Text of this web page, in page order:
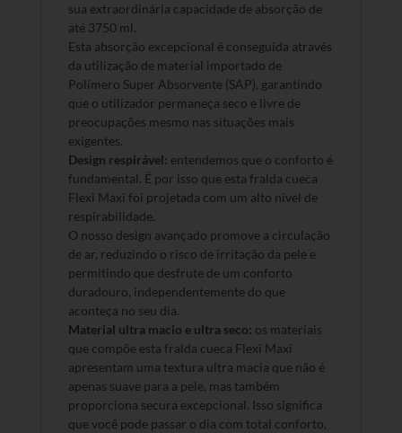
sua extraordinária capacidade de absorção de
até 3750 ml.
Esta absorção excepcional é conseguida através
da utilização de material importado de
Polímero Super Absorvente (SAP), garantindo
que o utilizador permaneça seco e livre de
preocupações mesmo nas situações mais
exigentes.
Design respirável: entendemos que o conforto é
fundamental. É por isso que esta fralda cueca
Flexi Maxi foi projetada com um alto nível de
respirabilidade.
O nosso design avançado promove a circulação
de ar, reduzindo o risco de irritação da pele e
permitindo que desfrute de um conforto
duradouro, independentemente do que
aconteça no seu dia.
Material ultra macio e ultra seco: os materiais
que compõe esta fralda cueca Flexi Maxi
apresentam uma textura ultra macia que não é
apenas suave para a pele, mas também
proporciona secura excepcional. Isso significa
que você pode passar o dia com total conforto,